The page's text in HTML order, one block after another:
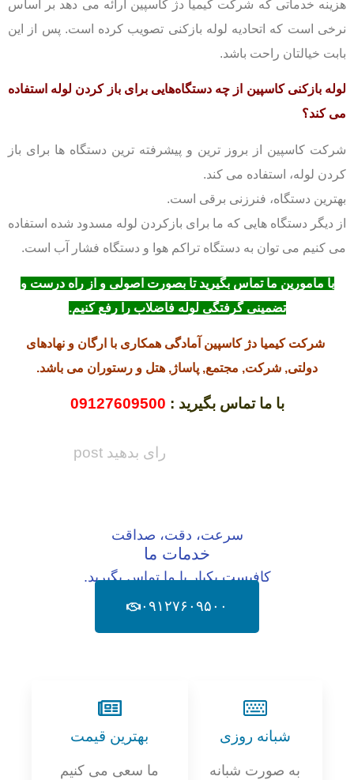
هزینه خدماتی که شرکت کیمیا دژ کاسپین ارائه می دهد بر اساس
نرخی است که اتحادیه لوله بازکنی تصویب کرده است. پس از این
بابت خیالتان راحت با‌شد.
لوله بازکنی کاسپین از چه دستگاه‌هایی برای باز کردن لوله استفاده
می کند؟
شرکت کاسپین از بروز ترین و پیشرفته ترین دستگاه ها برای باز
کردن لوله، استفاده می کند.
بهترین دستگاه، فنرزنی برقی است.
از دیگر دستگاه هایی که ما برای بازکردن لوله مسدود شده استفاده
می کنیم می توان به دستگاه تراکم هوا و دستگاه فشار آب است.
با مامورین ما تماس بگیرید تا بصورت اصولی و از راه درست و
تضمینی گرفتگی لوله فاضلاب را رفع کنیم.
شرکت کیمیا دژ کاسپین آمادگی همکاری با ارگان و نهادهای
دولتی, شرکت, مجتمع, پاساژ, هتل و رستوران می باشد.
با ما تماس بگیرید : 09127609500
رای بدهید post
سرعت، دقت، صداقت
خدمات ما
کافیست یکبار با ما تماس بگیرید.
۰۹۱۲۷۶۰۹۵۰۰
شبانه روزی
به صورت شبانه
بهترین قیمت
ما سعی می کنیم